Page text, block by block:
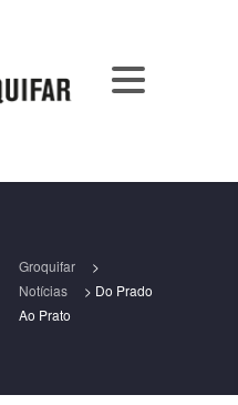
Groquifar
>
Notícias
> Do Prado
Ao Prato